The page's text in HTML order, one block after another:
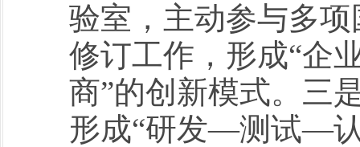
验室，主动参与多
修订工作，形成“企
商”的创新模式。三
形成“研发—测试—